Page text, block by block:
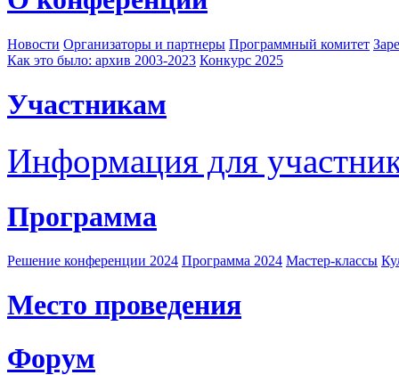
Новости Организаторы и партнеры Программный комитет
Как это было: архив 2003-2023 Конкурс 2025
Участникам
Информация для
Программа
Решение конференции 2024 Программа 2024 Мастер-классы
Место проведения
Форум